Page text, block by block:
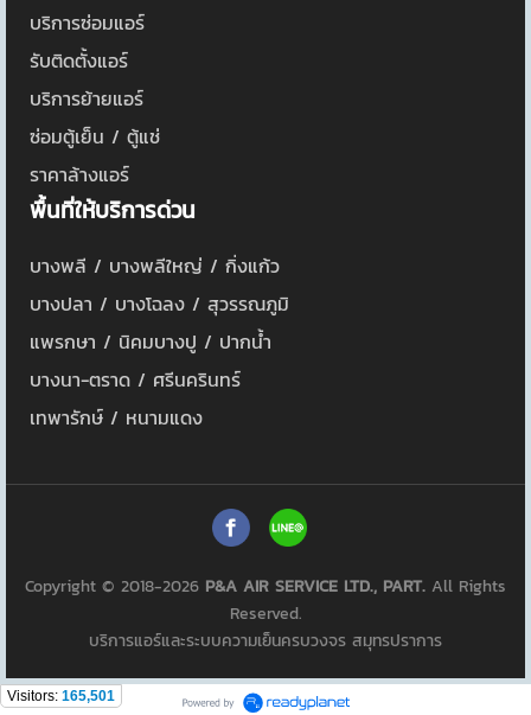
บริการซ่อมแอร์
รับติดตั้งแอร์
บริการย้ายแอร์
ซ่อมตู้เย็น / ตู้แช่
ราคาล้างแอร์
พื้นที่ให้บริการด่วน
บางพลี / บางพลีใหญ่ / กิ่งแก้ว
บางปลา / บางโฉลง / สุวรรณภูมิ
แพรกษา / นิคมบางปู / ปากน้ำ
บางนา-ตราด / ศรีนครินทร์
เทพารักษ์ / หนามแดง
Copyright © 2018-2026 P&A AIR SERVICE LTD., PART. All Rights
Reserved.
บริการแอร์และระบบความเย็นครบวงจร สมุทรปราการ
Visitors: 165,501